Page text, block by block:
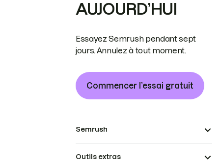
AUJOURD’HUI
Essayez Semrush pendant sept
jours. Annulez à tout moment.
Commencer l’essai gratuit
Semrush
Outils extras